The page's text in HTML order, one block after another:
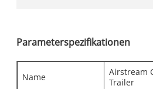
Parameterspezifikationen
Name
Airstream
Trailer